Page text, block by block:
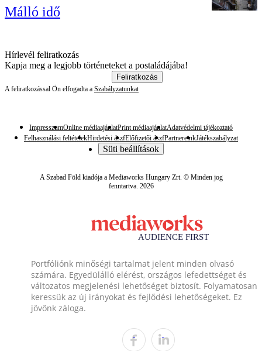
Málló idő
Hírlevél feliratkozás
Kapja meg a legjobb történeteket a postaládájába!
Feliratkozás
A feliratkozással Ön elfogadta a Szabályzatunkat
ImpresszumOnline médiaajánlatPrint médiaajánlatAdatvédelmi tájékoztató
Felhasználási feltételekHirdetési ászfElőfizetői ászfPartnereinkJátékszabályzat
Süti beállítások
A Szabad Föld kiadója a Mediaworks Hungary Zrt. © Minden jog
fenntartva. 2026
Portfóliónk minőségi tartalmat jelent minden olvasó
számára. Egyedülálló elérést, országos lefedettséget és
változatos megjelenési lehetőséget biztosít. Folyamatosan
keressük az új irányokat és fejlődési lehetőségeket. Ez
jövőnk záloga.